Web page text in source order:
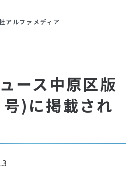
アルファメディア
開発
ップ
ース中原区版
)に掲載され